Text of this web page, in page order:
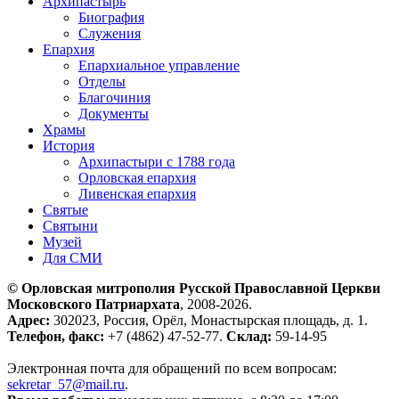
Биография
Служения
Епархия
Епархиальное управление
Отделы
Благочиния
Документы
Храмы
История
Архипастыри с 1788 года
Орловская епархия
Ливенская епархия
Святые
Святыни
Музей
Для СМИ
© Орловская митрополия Русской Православной Церкви
Московского Патриархата, 2008-2026.
Адрес: 302023, Россия, Орёл, Монастырская площадь, д. 1.
Телефон, факс: +7 (4862) 47-52-77. Склад: 59-14-95
Электронная почта для обращений по всем вопросам:
sekretar_57@mail.ru.